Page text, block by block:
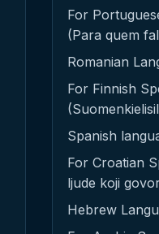
For
(Para quem
Romanian
For Finnish
Spanish
For Croatian
ljude koji
Hebrew